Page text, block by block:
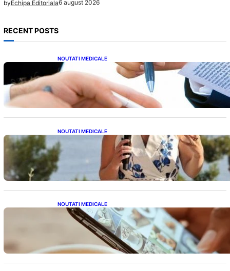
byEchipa Editoriala6 august 2026
RECENT POSTS
NOUTATI MEDICALE
Acordul României cu Banca Mondială: O
Analiză Detaliată a Împrumutului și
Condițiilor Impuse
NOUTATI MEDICALE
Nașterea prințesei Eugenie la Lisabona: O
alegere plină de semnificație pentru familia
regală britanică
NOUTATI MEDICALE
Revoluția Bateriilor pentru Telefoane:
Avantaje, Provocări și Viitorul Tehnologiei
Energetice